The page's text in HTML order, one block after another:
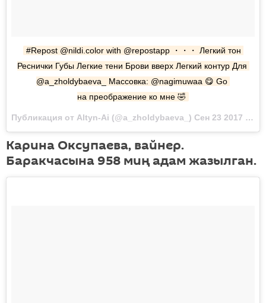
#Repost @nildi.color with @repostapp ・・・ Легкий тон
Реснички Губы Легкие тени Брови вверх Легкий контур Для
@a_zholdybaeva_ Массовка: @nagimuwaa 😋 Go
на преображение ко мне 🤣
Публикация от Altyn-Ai (@a_zholdybaeva_) Сен 23 2017 в 11:59 PDT
Карина Оксупаева, вайнер.
Баракчасына 958 миң адам жазылган.